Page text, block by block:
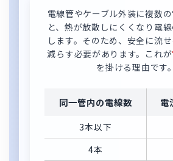
電線管やケーブル外装に複数
と、熱が放散しにくくなり電
します。そのため、安全に流
減らす必要があります。これが
を掛ける理由です。
同一管内の電線数 電
3本以下
4本